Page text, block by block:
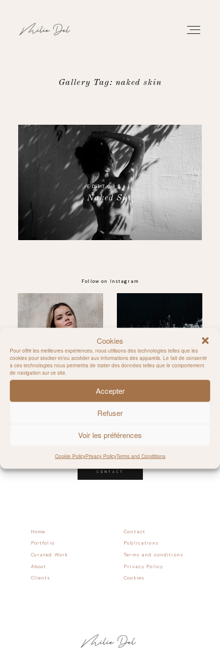
Cookies
Pour offrir les meilleures expériences, nous utilisons des technologies telles que les
cookies pour stocker et/ou accéder aux informations des appareils. Le fait de consentir
à ces technologies nous permettra de traiter des données telles que le comportement
de navigation sur ce site.
Accepter
Refuser
Voir les préférences
Cookie PolicyPrivacy PolicyTerms and Conditions
WORK
Gallery Tag: naked skin
EDITORIAL
Naked Sun
Follow on Instagram
Contact
Home
Publications
Portfolio
Terms and conditions
Curated Work
CONTACT
Privacy Policy
About
Cookies
Clients